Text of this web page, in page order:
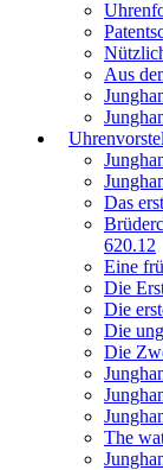
Aus
Das
620.12
Eine
Die
Die
Die
Die
The